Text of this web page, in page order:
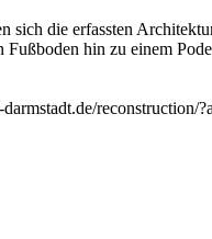
die erfassten
hin zu einem